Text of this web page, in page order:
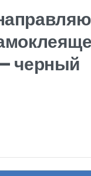
черный